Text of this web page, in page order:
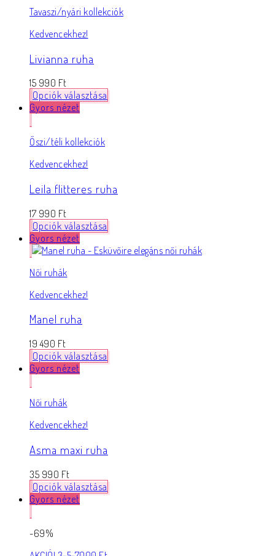
Tavaszi/nyári kollekciók
Kedvencekhez!
Livianna ruha
15 990 Ft
Opciók választása
Gyors nézet
Őszi/téli kollekciók
Kedvencekhez!
Leila flitteres ruha
17 990 Ft
Opciók választása
Gyors nézet
Női ruhák
Kedvencekhez!
Manel ruha
19 490 Ft
Opciók választása
Gyors nézet
Női ruhák
Kedvencekhez!
Asma maxi ruha
35 990 Ft
Opciók választása
Gyors nézet
-69%